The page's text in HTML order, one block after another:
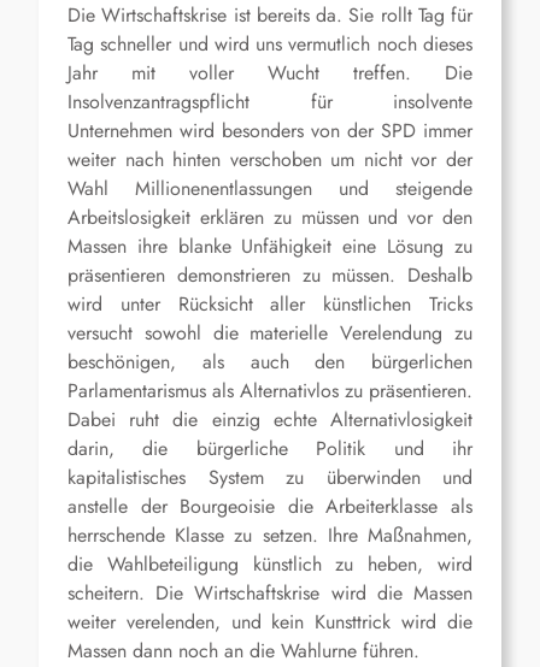
Die Wirtschaftskrise ist bereits da. Sie rollt Tag für
Tag schneller und wird uns vermutlich noch dieses
Jahr mit voller Wucht treffen. Die
Insolvenzantragspflicht für insolvente
Unternehmen wird besonders von der SPD immer
weiter nach hinten verschoben um nicht vor der
Wahl Millionenentlassungen und steigende
Arbeitslosigkeit erklären zu müssen und vor den
Massen ihre blanke Unfähigkeit eine Lösung zu
präsentieren demonstrieren zu müssen. Deshalb
wird unter Rücksicht aller künstlichen Tricks
versucht sowohl die materielle Verelendung zu
beschönigen, als auch den bürgerlichen
Parlamentarismus als Alternativlos zu präsentieren.
Dabei ruht die einzig echte Alternativlosigkeit
darin, die bürgerliche Politik und ihr
kapitalistisches System zu überwinden und
anstelle der Bourgeoisie die Arbeiterklasse als
herrschende Klasse zu setzen. Ihre Maßnahmen,
die Wahlbeteiligung künstlich zu heben, wird
scheitern. Die Wirtschaftskrise wird die Massen
weiter verelenden, und kein Kunsttrick wird die
Massen dann noch an die Wahlurne führen.